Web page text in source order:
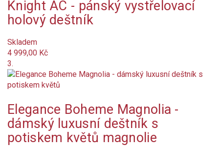
Hmotnost (g)
g
plně automatický
vystřelovací
Určení
dámské
pánské
Knight AC - pánský vystřelovací
holový deštník
Skladem
4 999,00 Kč
3.
Elegance Boheme Magnolia -
dámský luxusní deštník s
potiskem květů magnolie